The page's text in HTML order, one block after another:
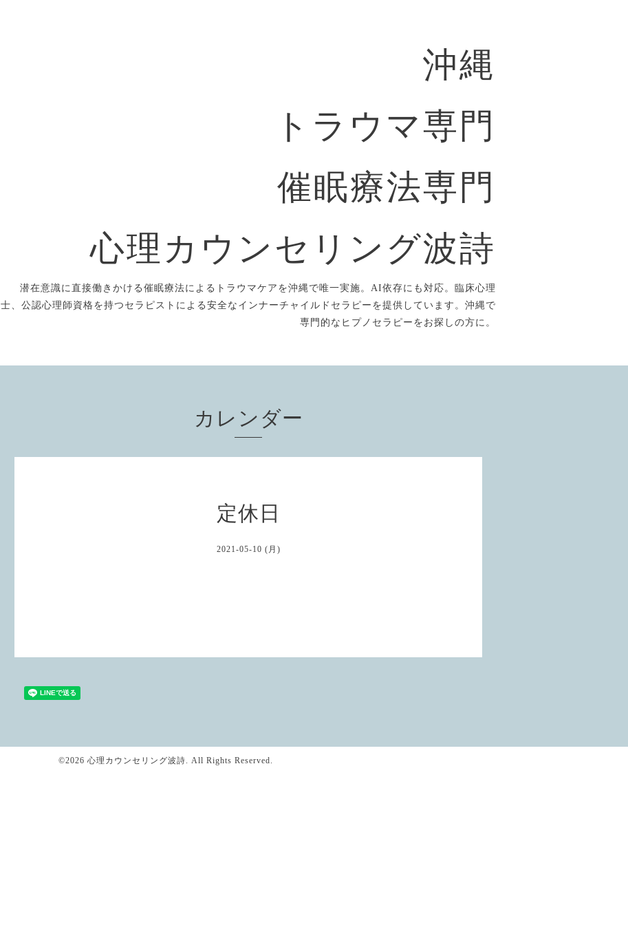
沖縄
トラウマ専門
催眠療法専門
心理カウンセリング波詩
潜在意識に直接働きかける催眠療法によるトラウマケアを沖縄で唯一実施。AI依存にも対応。臨床心理
士、公認心理師資格を持つセラピストによる安全なインナーチャイルドセラピーを提供しています。沖縄で
専門的なヒプノセラピーをお探しの方に。
カレンダー
定休日
2021-05-10 (月)
©2026 心理カウンセリング波詩 . All Rights Reserved.